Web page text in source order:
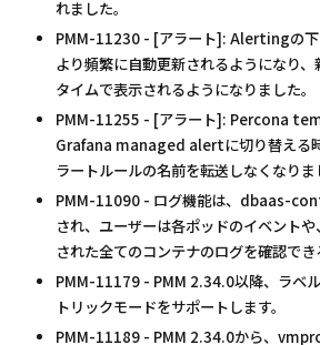
れました。
PMM-11230 - [アラート]: Alertingの
より頻繁に自動更新されるようになり
タイムで表示されるようになりました。
PMM-11255 - [アラート]: Percona
Grafana managed alertに切り替える
ラートルールの名前を転送しなくなりま
PMM-11090 - ログ機能は、dbaas-
され、ユーザーは各ポッドのイベント
された全てのコンテナのログを確認でき
PMM-11179 - PMM 2.34.0以降、ラベ
トリックモードをサポートします。
PMM-11189 - PMM 2.34.0から、